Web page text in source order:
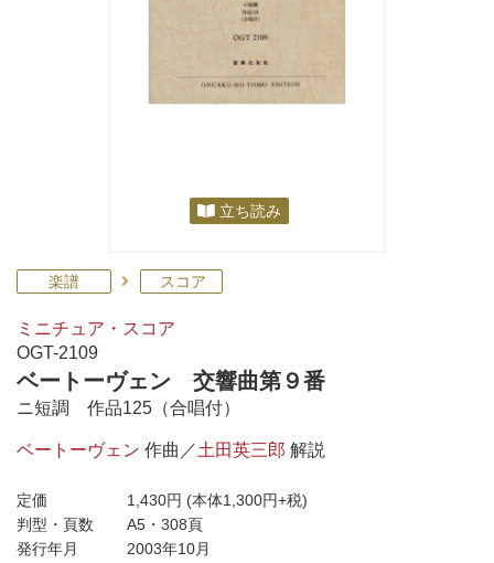
立ち読み
楽譜 スコア
ミニチュア・スコア
OGT-2109
ベートーヴェン 交響曲第９番
ニ短調 作品125（合唱付）
ベートーヴェン 作曲／土田英三郎 解説
定価 1,430円 (本体1,300円+税)
判型・頁数
A5・308頁
発行年月
2003年10月